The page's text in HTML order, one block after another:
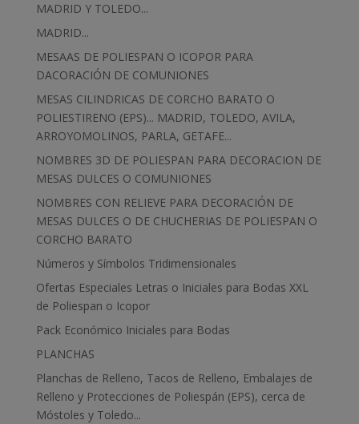
MADRID Y TOLEDO...
MADRID...
MESAAS DE POLIESPAN O ICOPOR PARA
DACORACIÓN DE COMUNIONES
MESAS CILINDRICAS DE CORCHO BARATO O
POLIESTIRENO (EPS)... MADRID, TOLEDO, AVILA,
ARROYOMOLINOS, PARLA, GETAFE...
NOMBRES 3D DE POLIESPAN PARA DECORACION DE
MESAS DULCES O COMUNIONES
NOMBRES CON RELIEVE PARA DECORACIÓN DE
MESAS DULCES O DE CHUCHERIAS DE POLIESPAN O
CORCHO BARATO
Números y Símbolos Tridimensionales
Ofertas Especiales Letras o Iniciales para Bodas XXL
de Poliespan o Icopor
Pack Económico Iniciales para Bodas
PLANCHAS
Planchas de Relleno, Tacos de Relleno, Embalajes de
Relleno y Protecciones de Poliespán (EPS), cerca de
Móstoles y Toledo...